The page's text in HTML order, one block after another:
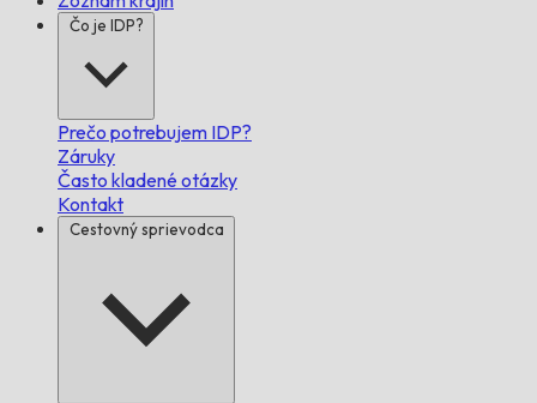
Čo je IDP?
Prečo potrebujem IDP?
Záruky
Často kladené otázky
Kontakt
Cestovný sprievodca